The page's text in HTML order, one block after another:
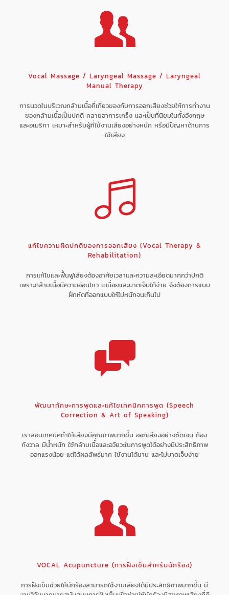
Vocal Massage / Laryngeal Massage / Laryngeal
Manual Therapy
การนวดในบริเวณกล้ามเนื้อที่เกี่ยวของกับการออกเสียงช่วยให้การทำงาน
ของกล้ามเนื้อเป็นปกติ คลายอาการเกร็ง และเป็นที่นิยมในทั้งอังกฤษ
และอเมริกา เหมาะสำหรับผู้ที่ใช้งานเสียงอย่างหนัก หรือมีปัญหาด้านการ
ใช้เสียง
แก้ไขความผิดปกติของการออกเสียง (Vocal Therapy &
Rehabilitation)
การแก้ไขและฟื้นฟูเสียงต้องอาศัยเวลาและความละเอียดมากกว่าปกติ
เพราะกล้ามเนื้อมีความอ่อนไหว เหนื่อยและบาดเจ็บได้ง่าย จึงต้องการแบบ
ฝึกหัดที่ออกแบบให้ไม่หนักจนเกินไป
พัฒนาทักษะการพูดและแก้ไขเทคนิคการพูด (Speech
Correction & Art of Speaking)
เราสอนเทคนิคทำให้เสียงมีคุณภาพมากขึ้น ออกเสียงอย่างชัดเจน ก้อง
กังวาล มีน้ำหนัก ใช้กล้ามเนื้อและอวัยวะในการพูดได้อย่างมีประสิทธิภาพ
ออกแรงน้อย แต่ได้ผลลัพธ์มาก ใช้งานได้นาน และไม่บาดเจ็บง่าย
VOCAL Acupuncture (การฝังเข็มสำหรับนักร้อง)
การฝังเข็มช่วยให้นักร้องสามารถใช้งานเสียงได้มีประสิทธิภาพมากขึ้น มี